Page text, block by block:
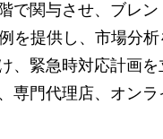
で関与させ、ブレ
を提供し、市場分
、緊急時対応計画
専門代理店、オン